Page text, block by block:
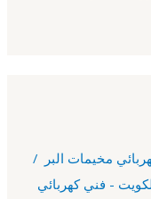
/ 50802191 / رقم كهربائي مخيمات البر /
- فني كهربائي